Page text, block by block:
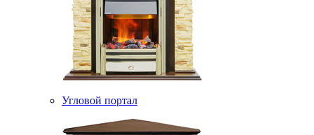
Угловой портал